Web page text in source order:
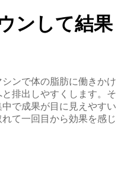
ンして結果
ンで体の脂肪に働きかけ
排出しやすくします。そ
で成果が目に見えやすい
て一回目から効果を感じ